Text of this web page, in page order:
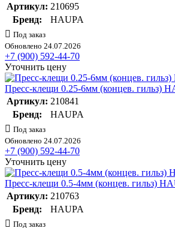
Артикул: 210695
Бренд:
HAUPA
Под заказ
Обновлено 24.07.2026
+7 (900) 592-44-70
Уточнить цену
Пресс-клещи 0.25-6мм (концев. гильз)
Артикул: 210841
Бренд:
HAUPA
Под заказ
Обновлено 24.07.2026
+7 (900) 592-44-70
Уточнить цену
Пресс-клещи 0.5-4мм (концев. гильз)
Артикул: 210763
Бренд:
HAUPA
Под заказ